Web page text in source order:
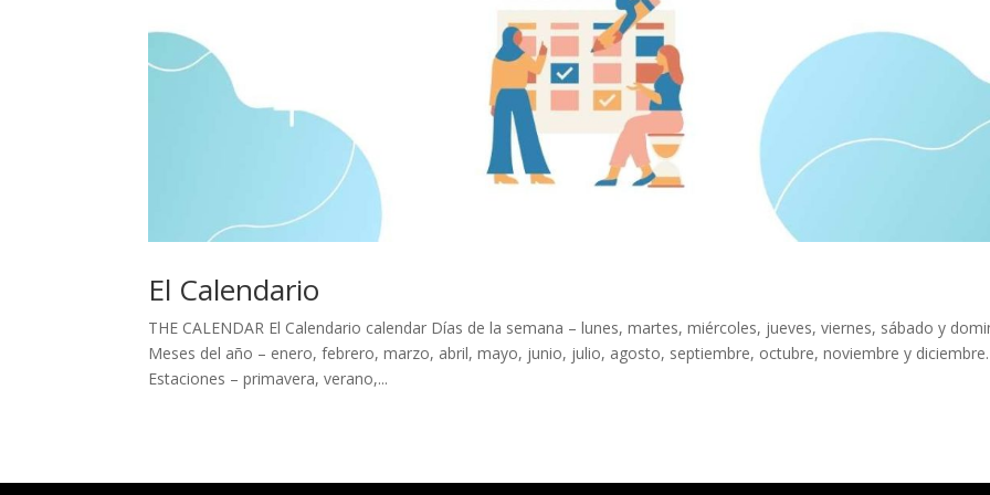
El Calendario
THE CALENDAR El Calendario calendar Días de la semana – lunes, martes, miércoles, jueves, viernes, sábado y
Meses del año – enero, febrero, marzo, abril, mayo, junio, julio, agosto, septiembre, octubre, noviembre y diciembre.
Estaciones – primavera, verano,...